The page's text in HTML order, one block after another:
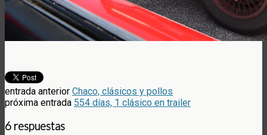
entrada anterior Chaco, clásicos y pollos
próxima entrada 554 días, 1 clásico en trailer
6 respuestas